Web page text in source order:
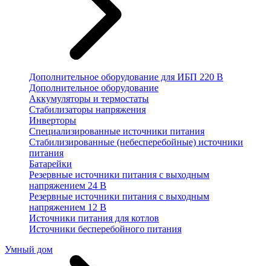
Дополнительное оборудование для ИБП 220 В
Дополнительное оборудование
Аккумуляторы и термостаты
Стабилизаторы напряжения
Инверторы
Специализированные источники питания
Стабилизированные (небесперебойные) источники
питания
Батарейки
Резервные источники питания с выходным
напряжением 24 В
Резервные источники питания с выходным
напряжением 12 В
Источники питания для котлов
Источники бесперебойного питания
Умный дом